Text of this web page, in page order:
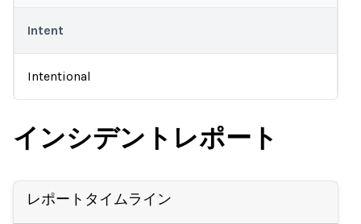
Intent
Intentional
インシデントレポート
レポートタイムライン